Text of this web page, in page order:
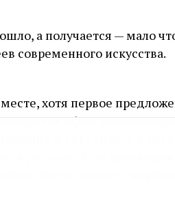
а получается — мало
современного искусства.
хотя первое
Иосифом
в 1912 году. А в
рассылкой по
очень мощно —